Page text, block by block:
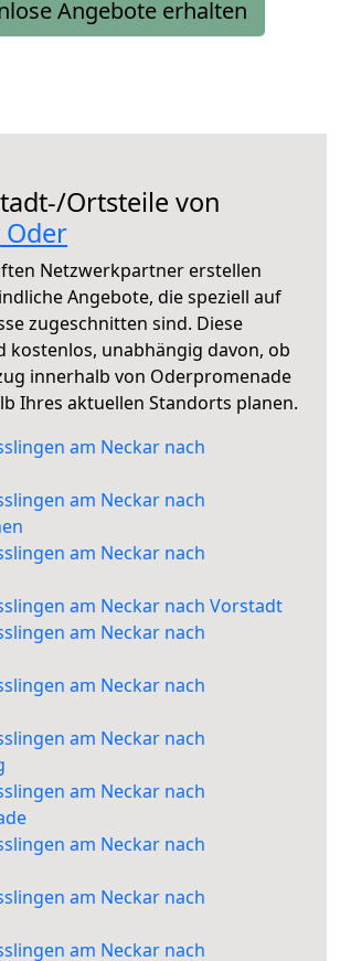
Angebote erhalten
Ortsteile von
Netzwerkpartner erstellen
Angebote, die speziell auf
zugeschnitten sind. Diese
kostenlos, unabhängig davon, ob
innerhalb von Oderpromenade
Ihres aktuellen Standorts planen.
am Neckar nach
am Neckar nach
am Neckar nach
am Neckar nach Vorstadt
am Neckar nach
am Neckar nach
am Neckar nach
am Neckar nach
am Neckar nach
am Neckar nach
am Neckar nach